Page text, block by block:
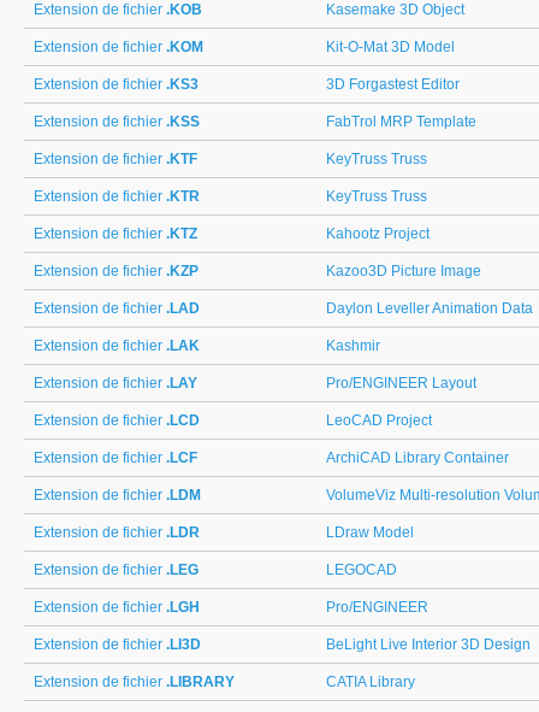
Extension de fichier .KOB Kasemake 3D Object
Extension de fichier .KOM Kit-O-Mat 3D Model
Extension de fichier .KS3 3D Forgastest Editor
Extension de fichier .KSS FabTrol MRP Template
Extension de fichier .KTF KeyTruss Truss
Extension de fichier .KTR KeyTruss Truss
Extension de fichier .KTZ Kahootz Project
Extension de fichier .KZP Kazoo3D Picture Image
Extension de fichier .LAD Daylon Leveller Animation Data
Extension de fichier .LAK Kashmir
Extension de fichier .LAY Pro/ENGINEER Layout
Extension de fichier .LCD LeoCAD Project
Extension de fichier .LCF ArchiCAD Library Container
Extension de fichier .LDM VolumeViz Multi-resolution
Extension de fichier .LDR LDraw Model
Extension de fichier .LEG LEGOCAD
Extension de fichier .LGH Pro/ENGINEER
Extension de fichier .LI3D BeLight Live Interior 3D Design
Extension de fichier .LIBRARY CATIA Library